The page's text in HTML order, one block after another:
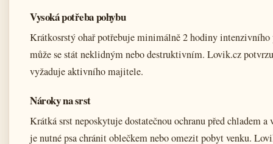
Vysoká potřeba pohybu
Krátkosrstý ohař potřebuje minimálně 2 hodiny intenzivního
může se stát neklidným nebo destruktivním. Lovik.cz
vyžaduje aktivního majitele.
Nároky na srst
Krátká srst neposkytuje dostatečnou ochranu před chladem
je nutné psa chránit oblečkem nebo omezit pobyt venku.